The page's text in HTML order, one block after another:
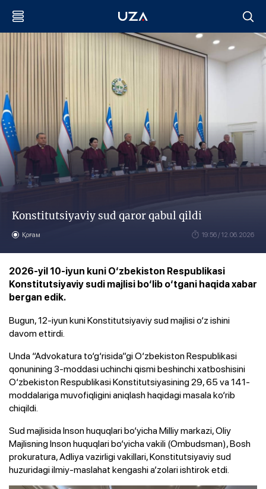
Konstitutsiyaviy sud qaror qabul qildi
Қоғам 19:56 / 12.06.2026
2026-yil 10-iyun kuni O‘zbekiston Respublikasi
Konstitutsiyaviy sudi majlisi bo‘lib o‘tgani haqida xabar
bergan edik.
Bugun, 12-iyun kuni Konstitutsiyaviy sud majlisi o‘z ishini
davom ettirdi.
Unda “Advokatura to‘g‘risida”gi O‘zbekiston Respublikasi
qonunining 3-moddasi uchinchi qismi beshinchi xatboshisini
O‘zbekiston Respublikasi Konstitutsiyasining 29, 65 va 141-
moddalariga muvofiqligini aniqlash haqidagi masala ko‘rib
chiqildi.
Sud majlisida Inson huquqlari bo‘yicha Milliy markazi, Oliy
Majlisning Inson huquqlari bo‘yicha vakili (Ombudsman), Bosh
prokuratura, Adliya vazirligi vakillari, Konstitutsiyaviy sud
huzuridagi ilmiy-maslahat kengashi a’zolari ishtirok etdi.